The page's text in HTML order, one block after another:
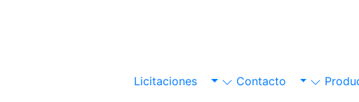
Contacto
Licitaciones